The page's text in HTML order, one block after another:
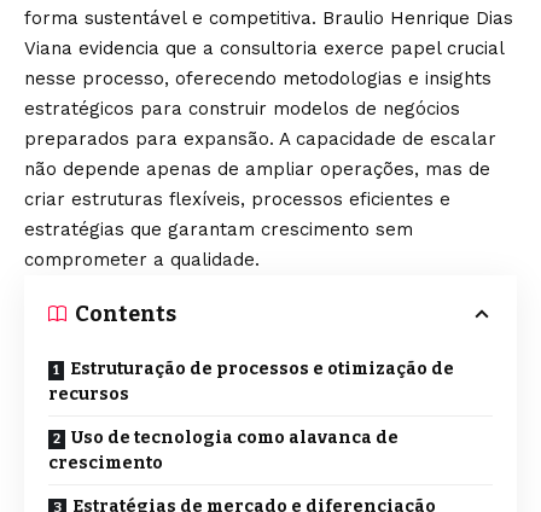
forma sustentável e competitiva. Braulio Henrique Dias
Viana evidencia que a consultoria exerce papel crucial
nesse processo, oferecendo metodologias e insights
estratégicos para construir modelos de negócios
preparados para expansão. A capacidade de escalar
não depende apenas de ampliar operações, mas de
criar estruturas flexíveis, processos eficientes e
estratégias que garantam crescimento sem
comprometer a qualidade.
Contents
Estruturação de processos e otimização de
recursos
Uso de tecnologia como alavanca de
crescimento
Estratégias de mercado e diferenciação